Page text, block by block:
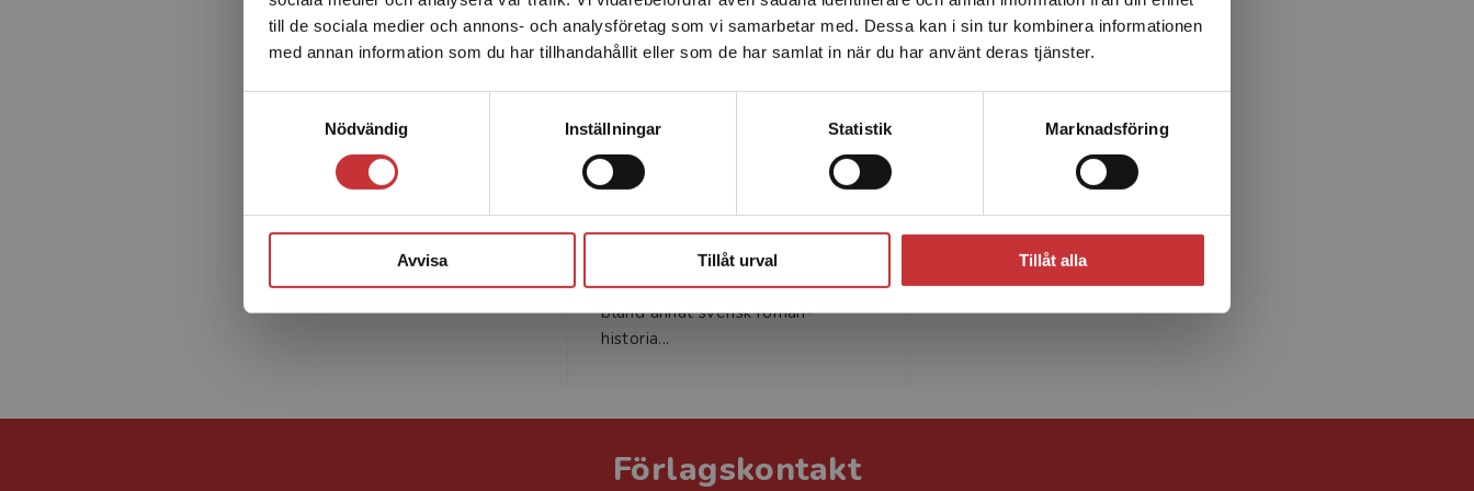
till de sociala medier och annons- och analysföretag som vi samarbetar med. Dessa kan i sin tur kombinera informationen
med annan information som du har tillhandahållit eller som de har samlat in när du har använt deras tjänster.
Nödvändig
Inställningar Statistik Marknadsföring
Avvisa Tillåt urval Tillåt alla
Sverige. För att kunna slutföra ett köp måste
leveransadressen vara i Sverige.Läs mer
litteraturvetenskap och
litteraturdidaktik vid Umeå
universitet. Öhmans forskning rör
bland annat svensk roman­
historia...
Förlagskontakt